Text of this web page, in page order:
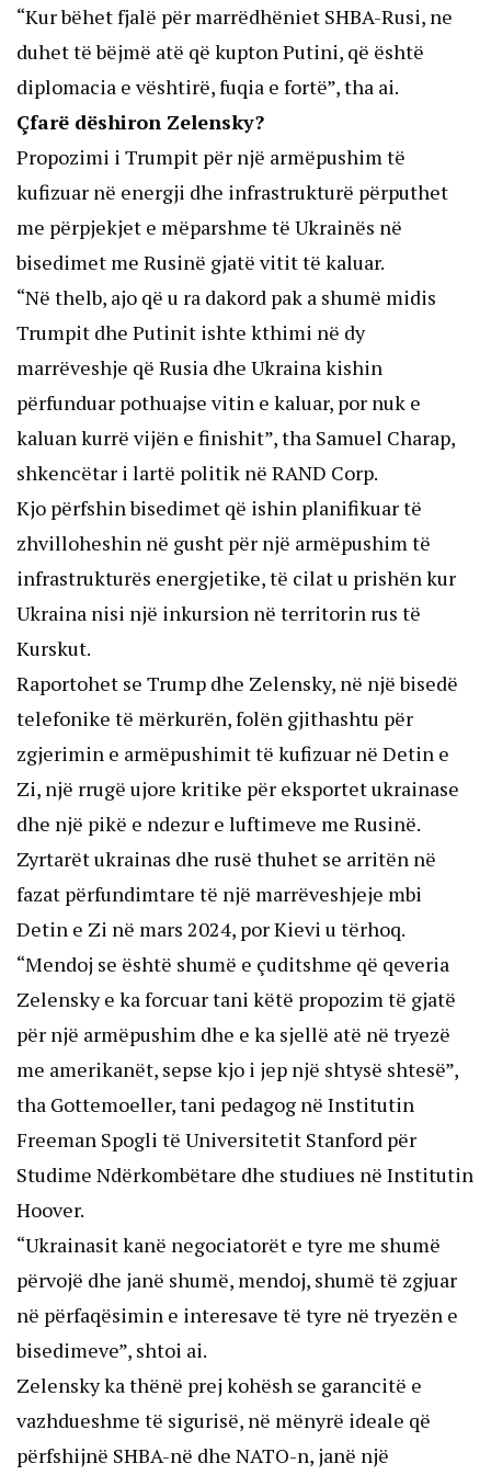
“Kur bëhet fjalë për marrëdhëniet SHBA-Rusi, ne
duhet të bëjmë atë që kupton Putini, që është
diplomacia e vështirë, fuqia e fortë”, tha ai.
Çfarë dëshiron Zelensky?
Propozimi i Trumpit për një armëpushim të
kufizuar në energji dhe infrastrukturë përputhet
me përpjekjet e mëparshme të Ukrainës në
bisedimet me Rusinë gjatë vitit të kaluar.
“Në thelb, ajo që u ra dakord pak a shumë midis
Trumpit dhe Putinit ishte kthimi në dy
marrëveshje që Rusia dhe Ukraina kishin
përfunduar pothuajse vitin e kaluar, por nuk e
kaluan kurrë vijën e finishit”, tha Samuel Charap,
shkencëtar i lartë politik në RAND Corp.
Kjo përfshin bisedimet që ishin planifikuar të
zhvilloheshin në gusht për një armëpushim të
infrastrukturës energjetike, të cilat u prishën kur
Ukraina nisi një inkursion në territorin rus të
Kurskut.
Raportohet se Trump dhe Zelensky, në një bisedë
telefonike të mërkurën, folën gjithashtu për
zgjerimin e armëpushimit të kufizuar në Detin e
Zi, një rrugë ujore kritike për eksportet ukrainase
dhe një pikë e ndezur e luftimeve me Rusinë.
Zyrtarët ukrainas dhe rusë thuhet se arritën në
fazat përfundimtare të një marrëveshjeje mbi
Detin e Zi në mars 2024, por Kievi u tërhoq.
“Mendoj se është shumë e çuditshme që qeveria
Zelensky e ka forcuar tani këtë propozim të gjatë
për një armëpushim dhe e ka sjellë atë në tryezë
me amerikanët, sepse kjo i jep një shtysë shtesë”,
tha Gottemoeller, tani pedagog në Institutin
Freeman Spogli të Universitetit Stanford për
Studime Ndërkombëtare dhe studiues në Institutin
Hoover.
“Ukrainasit kanë negociatorët e tyre me shumë
përvojë dhe janë shumë, mendoj, shumë të zgjuar
në përfaqësimin e interesave të tyre në tryezën e
bisedimeve”, shtoi ai.
Zelensky ka thënë prej kohësh se garancitë e
vazhdueshme të sigurisë, në mënyrë ideale që
përfshijnë SHBA-në dhe NATO-n, janë një